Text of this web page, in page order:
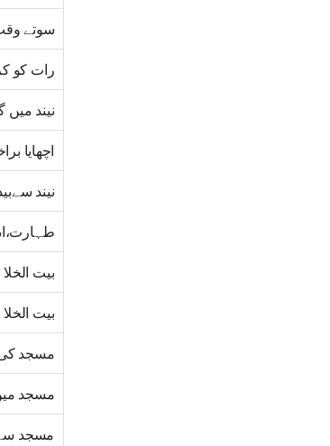
سوتے
رات کو
نیند
اچھایا
نیند
بیت
بیت
مسجد
مسجد
مسجد سے